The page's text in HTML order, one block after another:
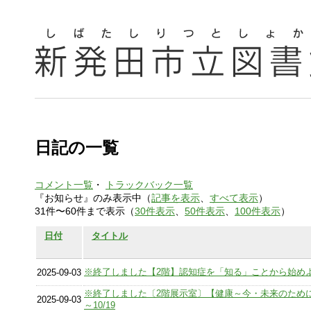
日記の一覧
コメント一覧 ・
トラックバック一覧
『お知らせ』のみ表示中（記事を表示 すべて表示）
31件〜60件まで表示（30件表示 50件表示 100件表示）
日付 タイトル
2025-09-03 ※終了しました【2階】認知症を「知る」ことから始め
2025-09-03
※終了しました〔2階展示室〕【健康～今・未来のため
～10/19